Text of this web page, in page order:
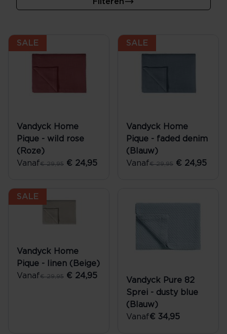
Filteren
SALE
Vandyck Home
Pique - wild rose
(Roze)
Vanaf€ 29,95 € 24,95
SALE
Vandyck Home
Pique - faded denim
(Blauw)
Vanaf€ 29,95 € 24,95
SALE
Vandyck Home
Pique - linen (Beige)
Vanaf€ 29,95 € 24,95
Vandyck Pure 82
Sprei - dusty blue
(Blauw)
Vanaf€ 34,95